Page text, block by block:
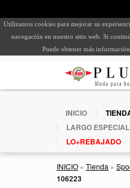
Utilizamos cookies para mejorar su
navegación en nuestro sitio web. Si
Puede obtener más
INICIO
LARGO ESPECIAL
LO+REBAJADO
INICIO » Tienda »
106223